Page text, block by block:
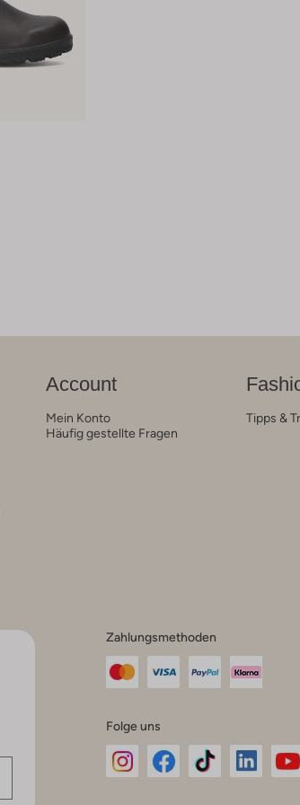
Account
Mein Konto
Häufig gestellte Fragen
Tipps &
Zahlungsmethoden
Folge uns